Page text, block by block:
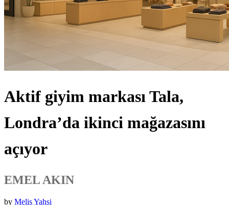
Aktif giyim markası Tala,
Londra’da ikinci mağazasını
açıyor
EMEL AKIN
by Melis Yahsi